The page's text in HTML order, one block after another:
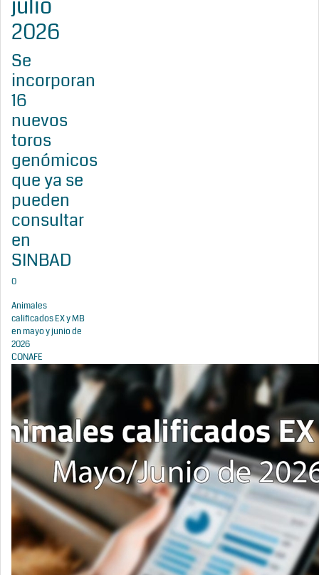
julio
2026
Se
incorporan
16
nuevos
toros
genómicos
que ya se
pueden
consultar
en
SINBAD
0
Animales
calificados EX y MB
en mayo y junio de
2026
CONAFE